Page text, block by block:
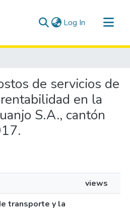
Log In (current)
de servicios de
en la
S.A., cantón
views
transporte y la